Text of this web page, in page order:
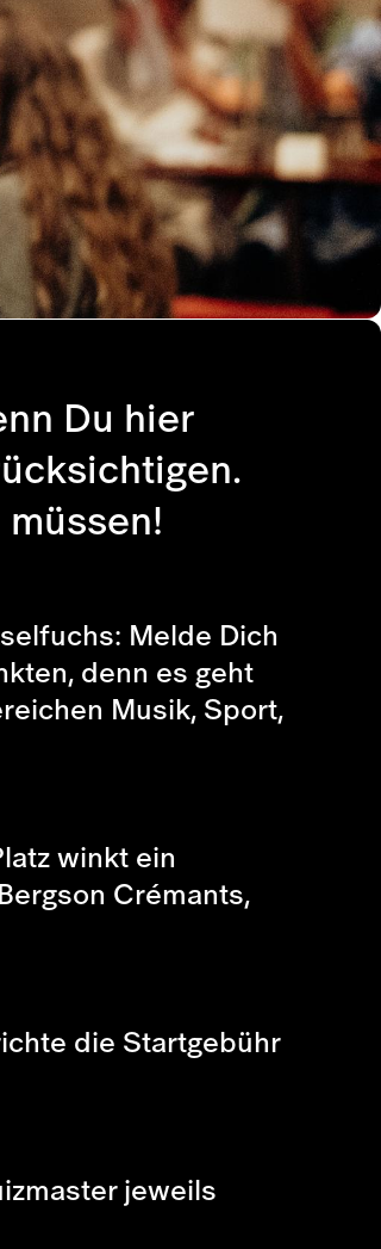
Du hier
Melde Dich
denn es geht
Musik, Sport,
winkt ein
Crémants,
die Startgebühr
jeweils